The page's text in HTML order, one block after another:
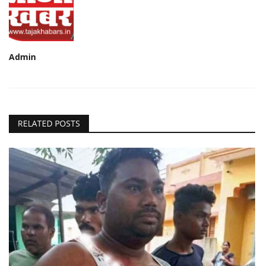
Admin
RELATED POSTS